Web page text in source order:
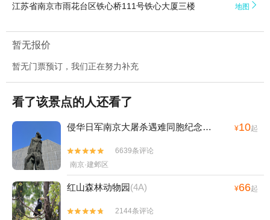
江苏省南京市雨花台区铁心桥111号铁心大厦三楼 地图 
暂无报价
暂无门票预订，我们正在努力补充
看了该景点的人还看了
侵华日军南京大屠杀遇难同胞纪念馆 ¥10起


6639条评论
南京·建邺区
红山森林动物园(4A) ¥66起


2144条评论